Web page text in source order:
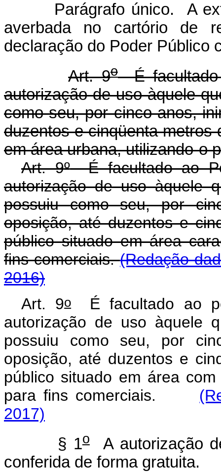
Parágrafo único. A
averbada no cartório de
declaração do Poder Público
Art. 9oÉ facultado
autorização de uso àquele
como seu, por cinco anos,
duzentos e cinqüenta metros
em área urbana, utilizando-o
Art. 9ºÉ facultado ao
autorização de uso àquele
possuiu como seu, por
oposição, até duzentos e
público situado em área
fins comerciais.(Redação
2016)
Art. 9oÉ facultado ao
autorização de uso àquele
possuiu como seu, por
oposição, até duzentos e
público situado em área
para fins comerciais.
2017)
§ 1oA autorização
conferida de forma gratuita.